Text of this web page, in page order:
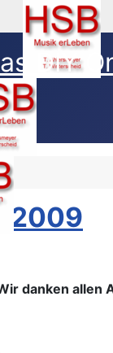
DIY
2009
danken allen